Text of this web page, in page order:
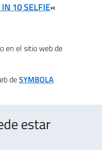
IN 10 SELFIE«
en el sitio web de
deSYMBOLA
estar